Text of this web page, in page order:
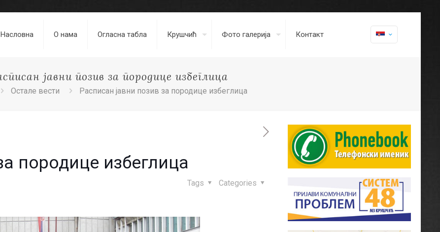
Насловна О нама Огласна табла Крушчић Фото галерија Контакт
јавни позив за породице избеглица
Остале вести Расписан јавни позив за породице избеглица
породице избеглица
Categories
Tags